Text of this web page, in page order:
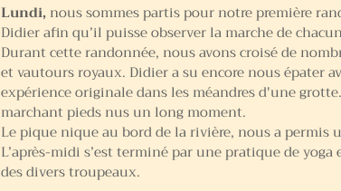
Lundi, nous sommes partis pour notre première
Didier afin qu’il puisse observer la marche de
Durant cette randonnée, nous avons croisé de
et vautours royaux. Didier a su encore nous épater
expérience originale dans les méandres d'une
marchant pieds nus un long moment.
Le pique nique au bord de la rivière, nous a permis
L’après-midi s’est terminé par une pratique de
des divers troupeaux.